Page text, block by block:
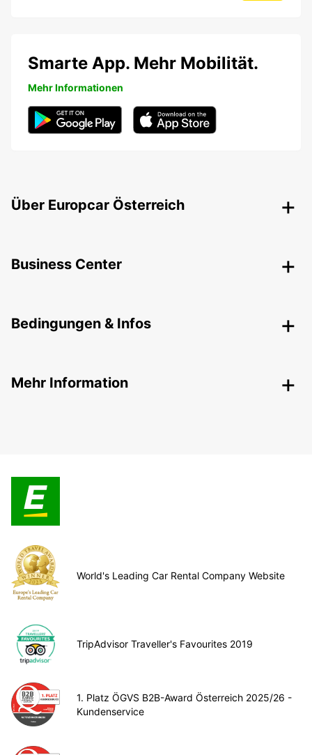
Smarte App. Mehr Mobilität.
Mehr Informationen
Über Europcar Österreich
Business Center
Bedingungen & Infos
Mehr Information
World's Leading Car Rental Company Website
TripAdvisor Traveller's Favourites 2019
1. Platz ÖGVS B2B-Award Österreich 2025/26 -
Kundenservice